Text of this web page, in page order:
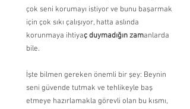
çok seni korumayı istiyor ve bunu başarmak
için çok sıkı çalışıyor, hatta aslında
korunmaya ihtiyaç duymadığın zamanlarda
bile.
İşte bilmen gereken önemli bir şey: Beynin
seni güvende tutmak ve tehlikeyle baş
etmeye hazırlamakla görevli olan bu kısmı,